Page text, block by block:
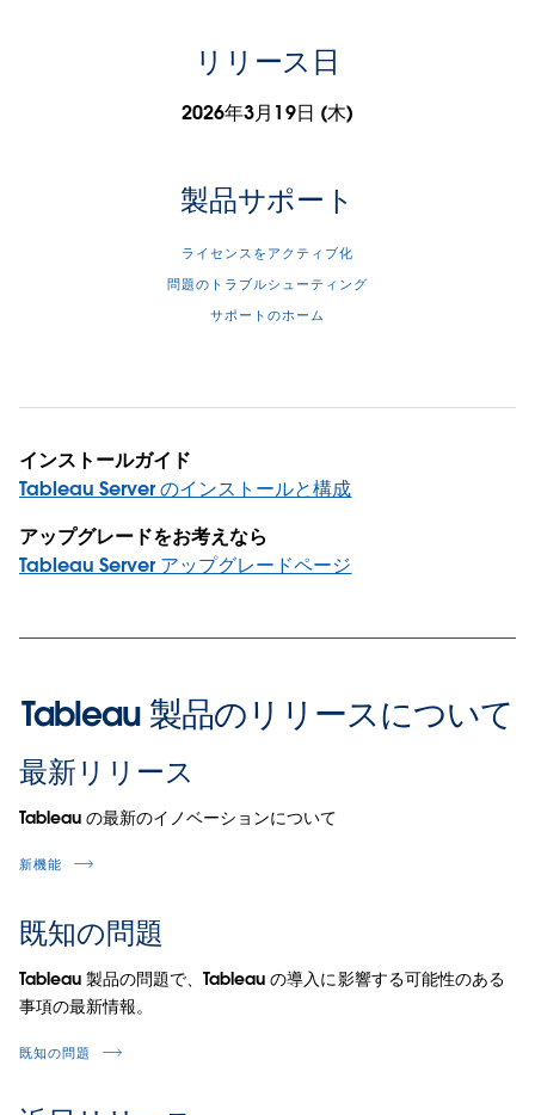
リリース日
2026年3月19日 (木)
製品サポート
ライセンスをアクティブ化
問題のトラブルシューティング
サポートのホーム
インストールガイド
Tableau Server のインストールと構成
アップグレードをお考えなら
Tableau Server アップグレードページ
Tableau 製品のリリースについて
最新リリース
Tableau の最新のイノベーションについて
新機能
既知の問題
Tableau 製品の問題で、Tableau の導入に影響する可能性のある
事項の最新情報。
既知の問題